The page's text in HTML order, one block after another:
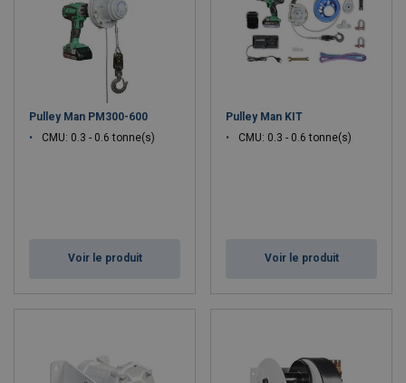
Pulley Man PM300-600
CMU: 0.3 - 0.6 tonne(s)
Voir le produit
Pulley Man KIT
CMU: 0.3 - 0.6 tonne(s)
Voir le produit